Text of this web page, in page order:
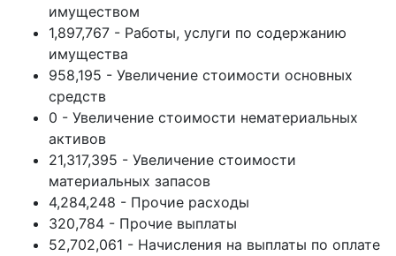
имуществом
1,897,767 - Работы, услуги по содержанию
имущества
958,195 - Увеличение стоимости основных
средств
0 - Увеличение стоимости нематериальных
активов
21,317,395 - Увеличение стоимости
материальных запасов
4,284,248 - Прочие расходы
320,784 - Прочие выплаты
52,702,061 - Начисления на выплаты по оплате